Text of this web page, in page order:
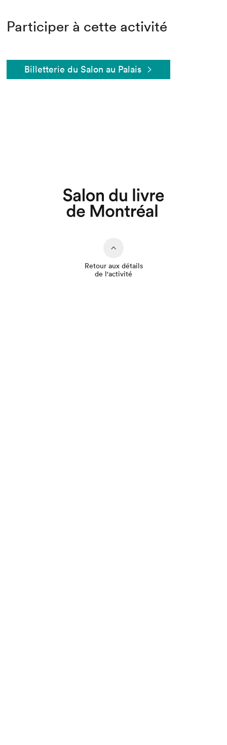
Participer à cette activité
Billetterie du Salon au Palais
Retour aux détails
de l'activité